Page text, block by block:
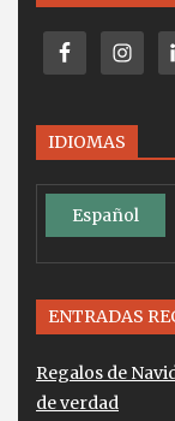
IDIOMAS
Español
ENTRADAS
Regalos de
de verdad